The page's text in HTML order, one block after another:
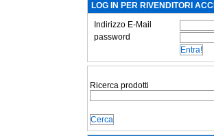
LOG IN PER RIVENDITORI
Indirizzo E-Mail
password
Ricerca prodotti